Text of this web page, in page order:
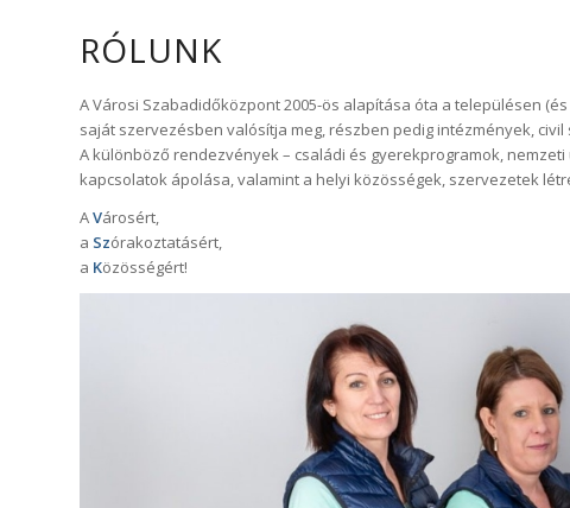
RÓLUNK
A Városi Szabadidőközpont 2005-ös alapítása óta a településen
saját szervezésben valósítja meg, részben pedig intézmények,
A különböző rendezvények – családi és gyerekprogramok,
kapcsolatok ápolása, valamint a helyi közösségek, szervezetek
AVárosért,
a Szórakoztatásért,
a Közösségért!